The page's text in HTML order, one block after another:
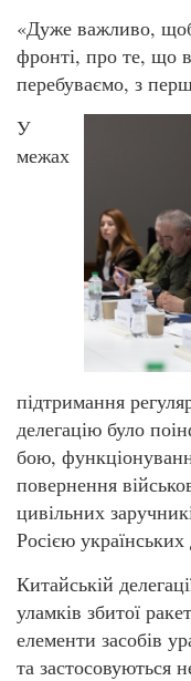
«Дуже важливо,
фронті, про те, що
перебуваємо, з
У
межах
підтримання
делегацію було
бою,
повернення
цивільних
Росією українських
Китайській
уламків збитої
елементи засобів
та застосовуються